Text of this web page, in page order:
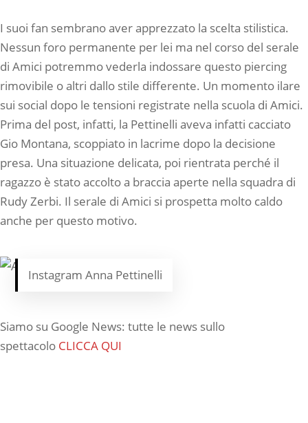
I suoi fan sembrano aver apprezzato la scelta stilistica.
Nessun foro permanente per lei ma nel corso del serale
di Amici potremmo vederla indossare questo piercing
rimovibile o altri dallo stile differente. Un momento ilare
sui social dopo le tensioni registrate nella scuola di Amici.
Prima del post, infatti, la Pettinelli aveva infatti cacciato
Gio Montana, scoppiato in lacrime dopo la decisione
presa. Una situazione delicata, poi rientrata perché il
ragazzo è stato accolto a braccia aperte nella squadra di
Rudy Zerbi. Il serale di Amici si prospetta molto caldo
anche per questo motivo.
Instagram Anna Pettinelli
Siamo su Google News: tutte le news sullo
spettacolo CLICCA QUI